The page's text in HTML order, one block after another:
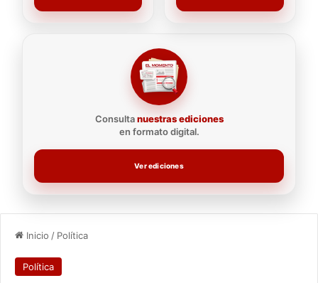
Consultanuestras ediciones
en formato digital.
Ver ediciones
Inicio / Política
Política